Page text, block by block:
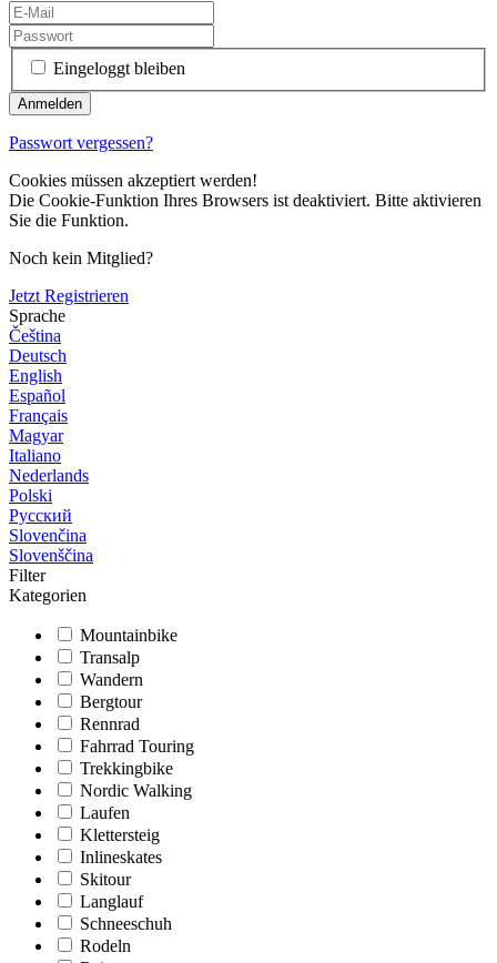
Eingeloggt bleiben
Passwort vergessen?
Cookies müssen akzeptiert werden!
Die Cookie-Funktion Ihres Browsers ist deaktiviert. Bitte aktivieren
Sie die Funktion.
Noch kein Mitglied?
Jetzt Registrieren
Sprache
Čeština
Deutsch
English
Español
Français
Magyar
Italiano
Nederlands
Polski
Русский
Slovenčina
Slovenščina
Filter
Kategorien
Mountainbike
Transalp
Wandern
Bergtour
Rennrad
Fahrrad Touring
Trekkingbike
Nordic Walking
Laufen
Klettersteig
Inlineskates
Skitour
Langlauf
Schneeschuh
Rodeln